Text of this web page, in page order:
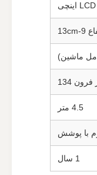
134
4.5 متر
با پوشش
1 سال